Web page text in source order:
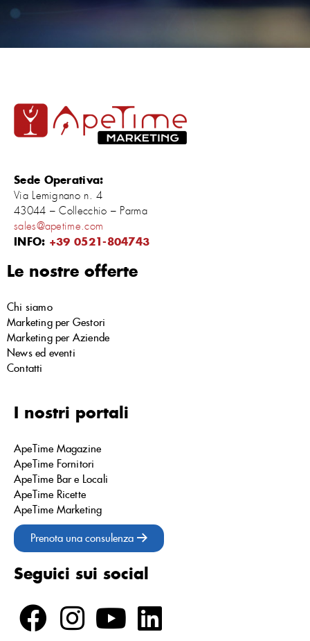
Sede Operativa:
Via Lemignano n. 4
43044 – Collecchio – Parma
sales@apetime.com
INFO: +39 0521-804743
Le nostre offerte
Chi siamo
Marketing per Gestori
Marketing per Aziende
News ed eventi
Contatti
I nostri portali
ApeTime Magazine
ApeTime Fornitori
ApeTime Bar e Locali
ApeTime Ricette
ApeTime Marketing
Prenota una consulenza
Seguici sui social